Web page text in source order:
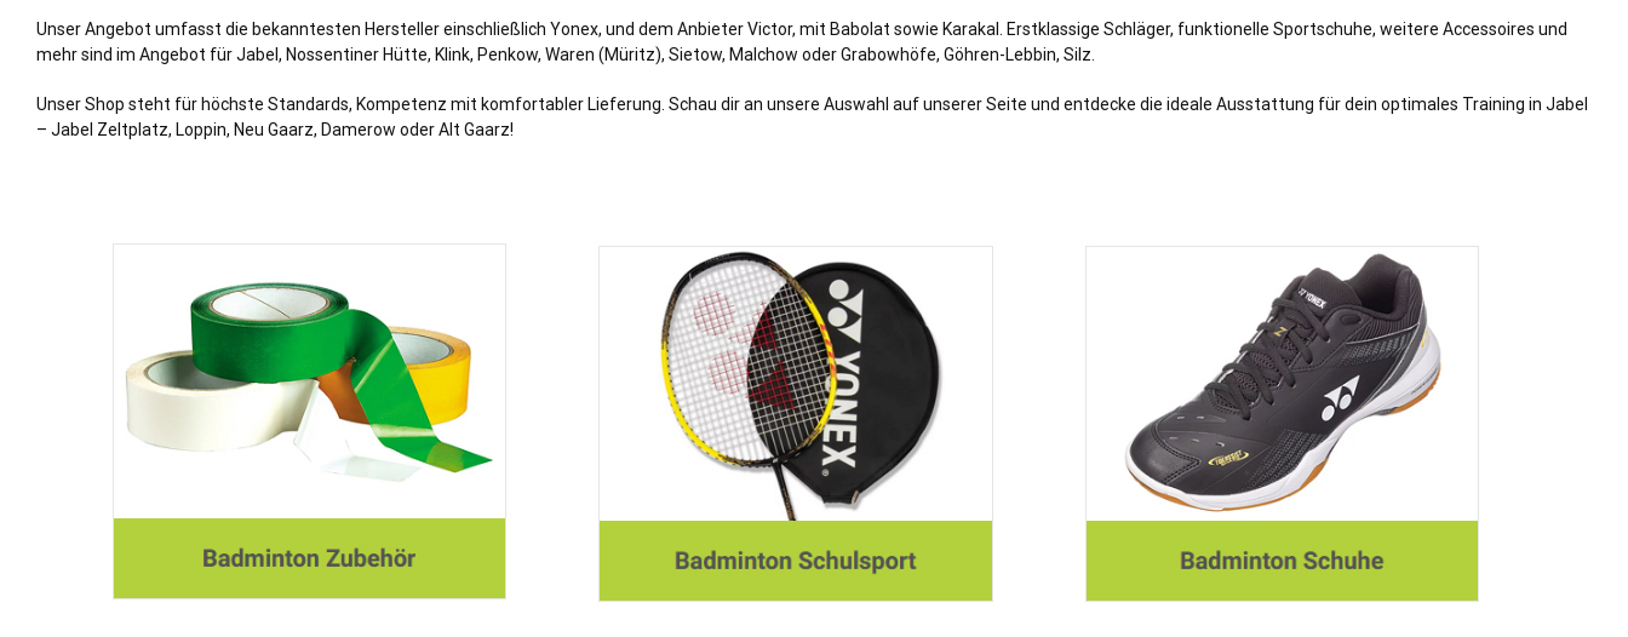
Unser Angebot umfasst die bekanntesten Hersteller einschließlich Yonex, und dem Anbieter Victor, mit Babolat sowie Karakal. Erstklassige Schläger, funktionelle Sportschuhe, weitere Accessoires und
mehr sind im Angebot für Jabel, Nossentiner Hütte, Klink, Penkow, Waren (Müritz), Sietow, Malchow oder Grabowhöfe, Göhren-Lebbin, Silz.
Unser Shop steht für höchste Standards, Kompetenz mit komfortabler Lieferung. Schau dir an unsere Auswahl auf unserer Seite und entdecke die ideale Ausstattung für dein optimales Training in Jabel
– Jabel Zeltplatz, Loppin, Neu Gaarz, Damerow oder Alt Gaarz!